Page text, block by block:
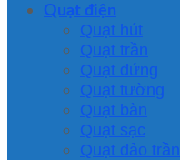
Quạt điện
Quạt hút
Quạt trần
Quạt đứng
Quạt tường
Quạt bàn
Quạt sạc
Quạt đảo trần